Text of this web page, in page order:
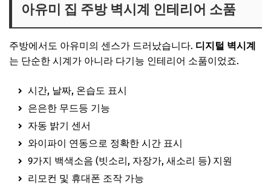
아유미 집 주방 벽시계 인테리어 소품
주방에서도 아유미의 센스가 드러났습니다. 디지털 벽시계
는 단순한 시계가 아니라 다기능 인테리어 소품이었죠.
시간, 날짜, 온습도 표시
은은한 무드등 기능
자동 밝기 센서
와이파이 연동으로 정확한 시간 표시
9가지 백색소음 (빗소리, 자장가, 새소리 등) 지원
리모컨 및 휴대폰 조작 가능